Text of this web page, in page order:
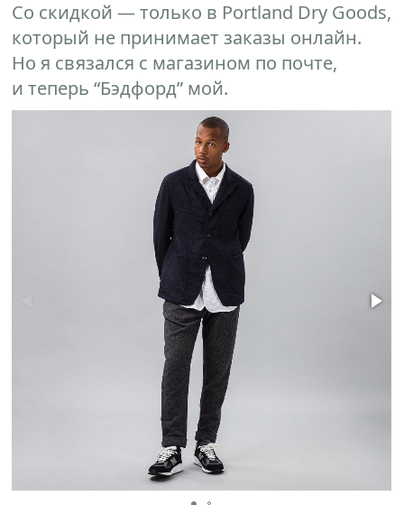
Со скидкой — только в Portland Dry Goods,
который не принимает заказы онлайн.
Но я связался с магазином по почте,
и теперь “Бэдфорд” мой.